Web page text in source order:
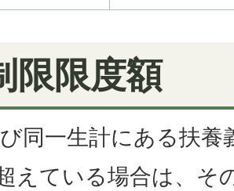
限限度額
同一生計にある扶養
えている場合は、そ